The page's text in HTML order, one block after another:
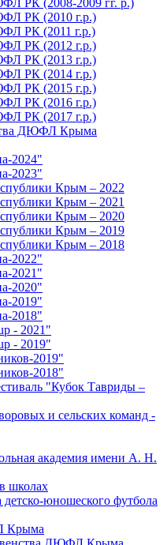
РК (2008-2009 гг. р.)
РК (2010 г.р.)
РК (2011 г.р.)
РК (2012 г.р.)
РК (2013 г.р.)
РК (2014 г.р.)
РК (2015 г.р.)
РК (2016 г.р.)
РК (2017 г.р.)
ДЮФЛ Крыма
2024"
2023"
Крым – 2022
Крым – 2021
Крым – 2020
Крым – 2019
Крым – 2018
2022"
2021"
2020"
2019"
2018"
- 2021"
- 2019"
2019"
2018"
"Кубок Тавриды –
и сельских команд -
академия имени А. Н.
школах
юношеского футбола
Крыма